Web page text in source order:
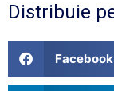
Distribuie
Facebook